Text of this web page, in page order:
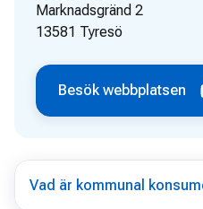
Marknadsgränd 2
13581 Tyresö
Besök webbplatsen
Vad är kommunal